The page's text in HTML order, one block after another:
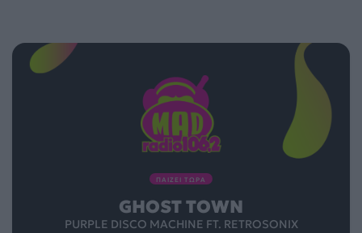
ΠΑΙΖΕΙ ΤΩΡΑ
GHOST TOWN
PURPLE DISCO MACHINE FT. RETROSONIX